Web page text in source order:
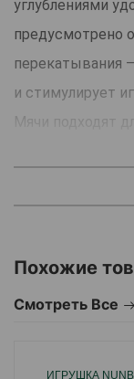
углублениями
предусмотрено
перекатывания
и стимулирует
Мячи подходят
интерактивных
Преимущества:
поверхности.
Похожие
Смотреть Все
ИГРУШКА